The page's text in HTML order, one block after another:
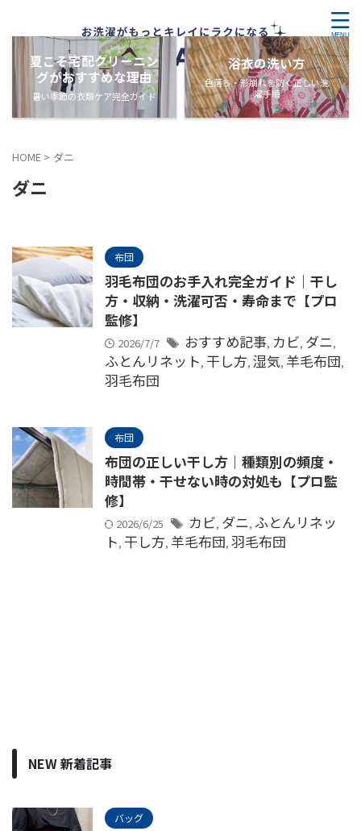
夏こそ宅配クリーニン
グがおすすめな理由
暑い季節の衣類ケア完全ガイド
浴衣の洗い方
色落ち・形崩れを防ぐ正しい洗
濯手順
HOME > ダニ
ダニ
布団
羽毛布団のお手入れ完全ガイド｜干し
方・収納・洗濯可否・寿命まで【プロ
監修】
2026/7/7 おすすめ記事, カビ, ダニ,
ふとんリネット, 干し方, 湿気, 羊毛布団,
羽毛布団
布団
布団の正しい干し方｜種類別の頻度・
時間帯・干せない時の対処も【プロ監
修】
2026/6/25 カビ, ダニ, ふとんリネッ
ト, 干し方, 羊毛布団, 羽毛布団
NEW 新着記事
バッグ